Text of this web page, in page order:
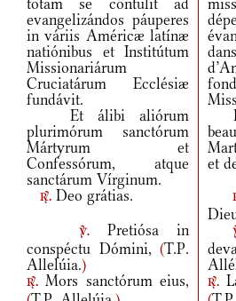
totam se cóntulit ad
evangelizándos páuperes
in váriis Américæ latínæ
natiónibus et Institútum
Missionariárum
Cruciatárum Ecclésiæ
fundávit.
Et álibi aliórum
plurimórum sanctórum
Mártyrum et
Confessórum, atque
sanctárum Vírginum.
et
r. Deo grátias.
v.
Pretiósa in
conspéctu Dómini, (T.P.
Allelúia.)
r. Mors sanctórum eius,
r.